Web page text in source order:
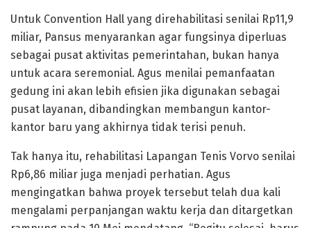
Untuk Convention Hall yang direhabilitasi senilai Rp11,9
miliar, Pansus menyarankan agar fungsinya diperluas
sebagai pusat aktivitas pemerintahan, bukan hanya
untuk acara seremonial. Agus menilai pemanfaatan
gedung ini akan lebih efisien jika digunakan sebagai
pusat layanan, dibandingkan membangun kantor-
kantor baru yang akhirnya tidak terisi penuh.
Tak hanya itu, rehabilitasi Lapangan Tenis Vorvo senilai
Rp6,86 miliar juga menjadi perhatian. Agus
mengingatkan bahwa proyek tersebut telah dua kali
mengalami perpanjangan waktu kerja dan ditargetkan